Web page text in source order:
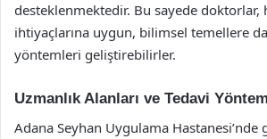
desteklenmektedir. Bu sayede doktorlar,
ihtiyaçlarına uygun, bilimsel temellere
yöntemleri geliştirebilirler.
Uzmanlık Alanları ve Tedavi
Adana Seyhan Uygulama Hastanesi’nde